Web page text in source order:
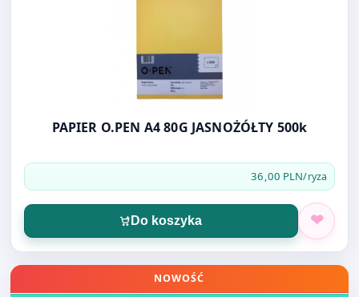
PAPIER O.PEN A4 80G JASNOŻÓŁTY 500k
36,00 PLN/ryza
Otwórz produkt: PAPIER O.PEN A4 80G JASNONIEBIESKI
NOWOŚĆ
Papiery biurowe kolorowe (32)